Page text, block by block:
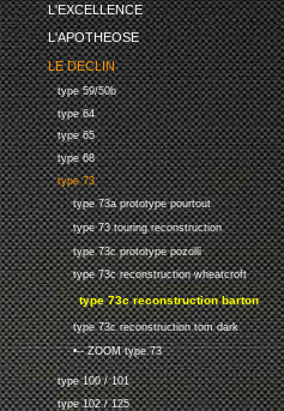
L'EXCELLENCE
L'APOTHEOSE
LE DECLIN
type 59/50b
type 64
type 65
type 68
type 73
type 73a prototype pourtout
type 73 touring reconstruction
type 73c prototype pozolli
type 73c reconstruction wheatcroft
type 73c reconstruction barton
type 73c reconstruction tom dark
•-- ZOOM type 73
type 100 / 101
type 102 / 125